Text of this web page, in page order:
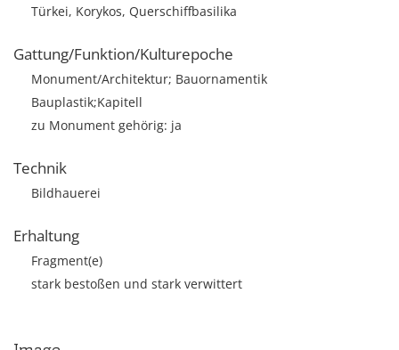
Türkei, Korykos, Querschiffbasilika
Gattung/Funktion/Kulturepoche
Monument/Architektur; Bauornamentik
Bauplastik;Kapitell
zu Monument gehörig: ja
Technik
Bildhauerei
Erhaltung
Fragment(e)
stark bestoßen und stark verwittert